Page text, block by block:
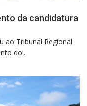
da candidatura
ao Tribunal Regional
do...